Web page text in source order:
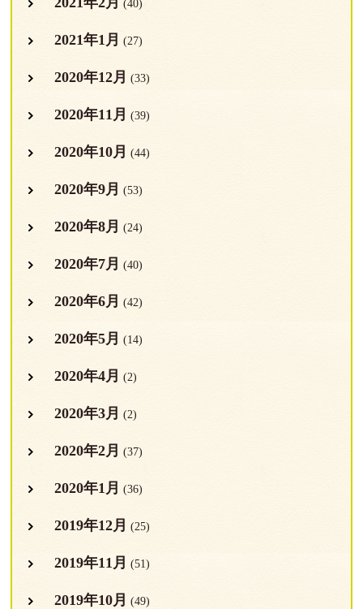
(40)
2021年1月 (27)
2020年12月 (33)
2020年11月 (39)
2020年10月 (44)
2020年9月 (53)
2020年8月 (24)
2020年7月 (40)
2020年6月 (42)
2020年5月 (14)
2020年4月 (2)
2020年3月 (2)
2020年2月 (37)
2020年1月 (36)
2019年12月 (25)
2019年11月 (51)
2019年10月 (49)